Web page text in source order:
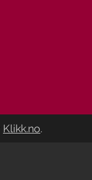
Klikk.no.